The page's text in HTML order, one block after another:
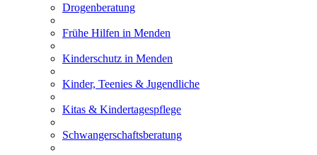
Drogenberatung
Frühe Hilfen in Menden
Kinderschutz in Menden
Kinder, Teenies & Jugendliche
Kitas & Kindertagespflege
Schwangerschaftsberatung